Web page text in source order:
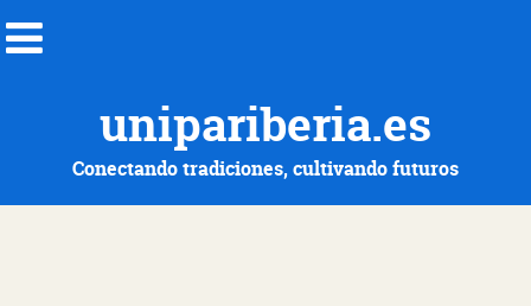
unipariberia.es
Conectando tradiciones, cultivando futuros